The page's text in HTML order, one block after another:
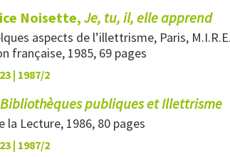
Noisette, Je, tu, il, elle apprend
aspects de l’illettrisme, Paris,
française, 1985, 69 pages
| 1987/2
Bibliothèques publiques et Illettrisme
la Lecture, 1986, 80 pages
| 1987/2